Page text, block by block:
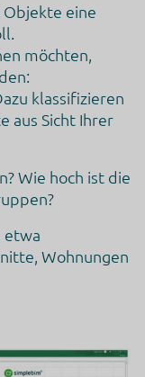
eine
möchten,
klassifizieren
aus Sicht Ihrer
Wie hoch ist die
etwa
Wohnungen